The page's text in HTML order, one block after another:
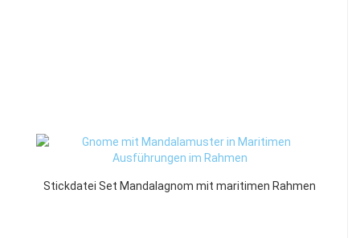
Stickdatei Set Mandalagnom mit maritimen Rahmen